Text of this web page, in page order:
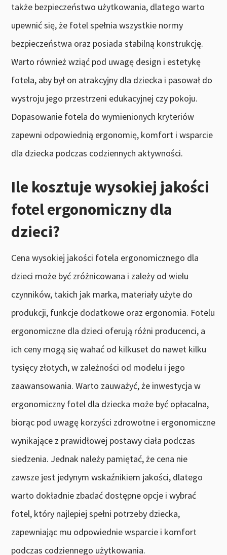
także bezpieczeństwo użytkowania, dlatego warto
upewnić się, że fotel spełnia wszystkie normy
bezpieczeństwa oraz posiada stabilną konstrukcję.
Warto również wziąć pod uwagę design i estetykę
fotela, aby był on atrakcyjny dla dziecka i pasował do
wystroju jego przestrzeni edukacyjnej czy pokoju.
Dopasowanie fotela do wymienionych kryteriów
zapewni odpowiednią ergonomię, komfort i wsparcie
dla dziecka podczas codziennych aktywności.
Ile kosztuje wysokiej jakości
fotel ergonomiczny dla
dzieci?
Cena wysokiej jakości fotela ergonomicznego dla
dzieci może być zróżnicowana i zależy od wielu
czynników, takich jak marka, materiały użyte do
produkcji, funkcje dodatkowe oraz ergonomia. Fotelu
ergonomiczne dla dzieci oferują różni producenci, a
ich ceny mogą się wahać od kilkuset do nawet kilku
tysięcy złotych, w zależności od modelu i jego
zaawansowania. Warto zauważyć, że inwestycja w
ergonomiczny fotel dla dziecka może być opłacalna,
biorąc pod uwagę korzyści zdrowotne i ergonomiczne
wynikające z prawidłowej postawy ciała podczas
siedzenia. Jednak należy pamiętać, że cena nie
zawsze jest jedynym wskaźnikiem jakości, dlatego
warto dokładnie zbadać dostępne opcje i wybrać
fotel, który najlepiej spełni potrzeby dziecka,
zapewniając mu odpowiednie wsparcie i komfort
podczas codziennego użytkowania.